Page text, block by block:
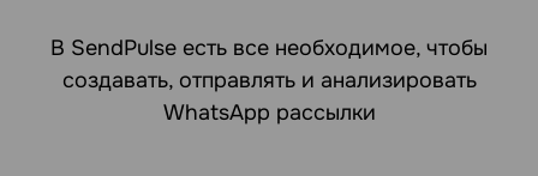
В SendPulse есть все необходимое, чтобы
создавать, отправлять и анализировать
WhatsApp рассылки